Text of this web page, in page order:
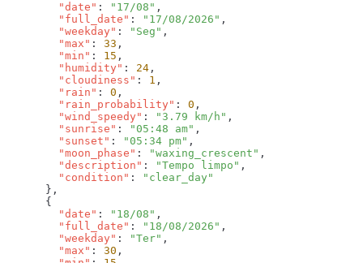
        "date"
: "17/08"
        "full_date"
: "17/08/2026"
        "weekday"
: "Seg"
        "max"
: 33
        "min"
: 15
        "humidity"
: 24
        "cloudiness"
: 1
        "rain"
: 0
        "rain_probability"
: 0
        "wind_speedy"
: "3.79 km/h"
        "sunrise"
: "05:48 am"
        "sunset"
: "05:34 pm"
        "moon_phase"
: "waxing_crescent"
        "description"
: "Tempo limpo"
        "condition"
:
        "date"
: "18/08"
        "full_date"
: "18/08/2026"
        "weekday"
: "Ter"
        "max"
: 30